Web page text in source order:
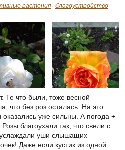
растения
благоустройство
Те что были, тоже весной
что без роз осталась. На это
уже сильны. А погода +
благоухали так, что свели с
уши слышащих
Даже если кустик из одной